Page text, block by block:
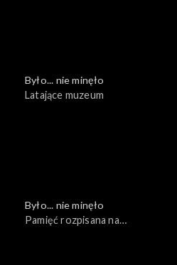
Było... nie minęło
Latające muzeum
Było... nie minęło
Pamięć rozpisana na